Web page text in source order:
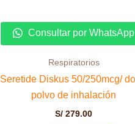
Consultar por WhatsApp
Respiratorios
Seretide Diskus 50/250mcg/
polvo de inhalación
S/ 279.00